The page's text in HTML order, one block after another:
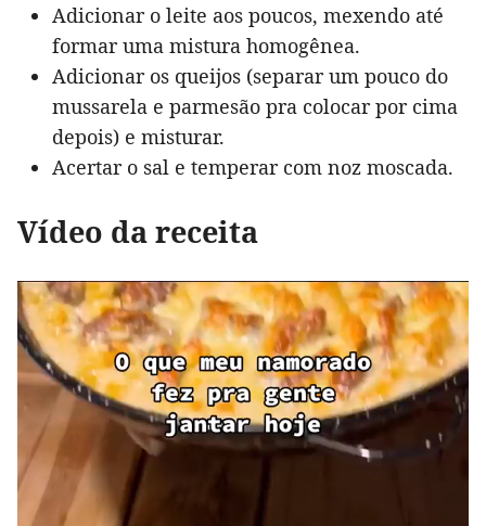
Adicionar o leite aos poucos, mexendo até
formar uma mistura homogênea.
Adicionar os queijos (separar um pouco do
mussarela e parmesão pra colocar por cima
depois) e misturar.
Acertar o sal e temperar com noz moscada.
Vídeo da receita